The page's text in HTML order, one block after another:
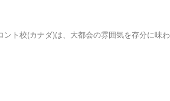
ト校(カナダ)は、大都会の雰囲気を存分に味